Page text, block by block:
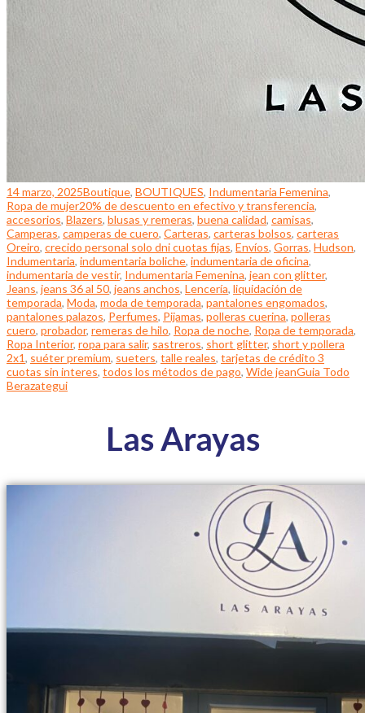
14 marzo, 2025Boutique, BOUTIQUES, Indumentaria Femenina,
Ropa de mujer20% de descuento en efectivo y transferencia,
accesorios, Blazers, blusas y remeras, buena calidad, camisas,
Camperas, camperas de cuero, Carteras, carteras bolsos, carteras
Oreiro, crecido personal solo dni cuotas fijas, Envíos, Gorras, Hudson,
Indumentaria, indumentaria boliche, indumentaria de oficina,
indumentaria de vestir, Indumentaria Femenina, jean con glitter,
Jeans, jeans 36 al 50, jeans anchos, Lencería, liquidación de
temporada, Moda, moda de temporada, pantalones engomados,
pantalones palazos, Perfumes, Pijamas, polleras cuerina, polleras
cuero, probador, remeras de hilo, Ropa de noche, Ropa de temporada,
Ropa Interior, ropa para salir, sastreros, short glitter, short y pollera
2x1, suéter premium, sueters, talle reales, tarjetas de crédito 3
cuotas sin interes, todos los métodos de pago, Wide jeanGuia Todo
Berazategui
Las Arayas